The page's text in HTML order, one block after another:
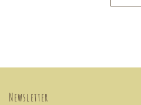
Newsletter